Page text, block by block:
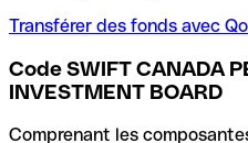
Transférer des fonds avec
Code SWIFT CANADA
INVESTMENT BOARD
Comprenant les